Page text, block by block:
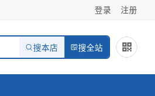
登录 注册
搜本店 搜全站